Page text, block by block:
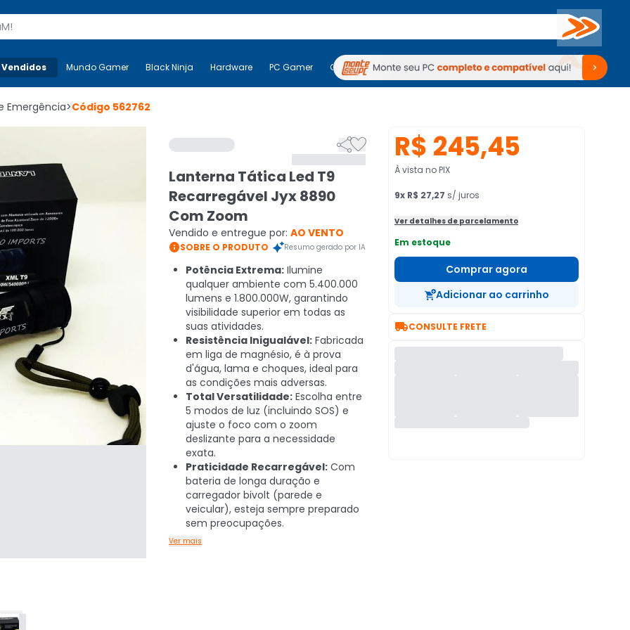
Buscar
Mais-v- Mundo Gamer Black Ninja Hardware PC Gamer Computadores Periféricos TV Venda no KaBuM!
Mundo Gamer Black Ninja Hardware PC Gamer Computadores Periféricos TV Venda no KaBuM!
Emergência>Código 562762

Lanterna Tática Led T9
Recarregável Jyx 8890
Com Zoom
Vendido e entregue por: AO VENTO
SOBRE O PRODUTO Resumo gerado por IA
Potência Extrema: Ilumine
qualquer ambiente com 5.400.000
lumens e 1.800.000W, garantindo
visibilidade superior em todas as
suas atividades.
Resistência Inigualável: Fabricada
em liga de magnésio, é à prova
d'água, lama e choques, ideal para
as condições mais adversas.
Total Versatilidade: Escolha entre
5 modos de luz (incluindo SOS) e
ajuste o foco com o zoom
deslizante para a necessidade
exata.
Praticidade Recarregável: Com
bateria de longa duração e
carregador bivolt (parede e
veicular), esteja sempre preparado
sem preocupações.
Ver mais
R$ 245,45
À vista no PIX
9x R$ 27,27 s/ juros
Ver detalhes de parcelamento
Em estoque
Comprar agora
Adicionar ao carrinho
CONSULTE FRETE